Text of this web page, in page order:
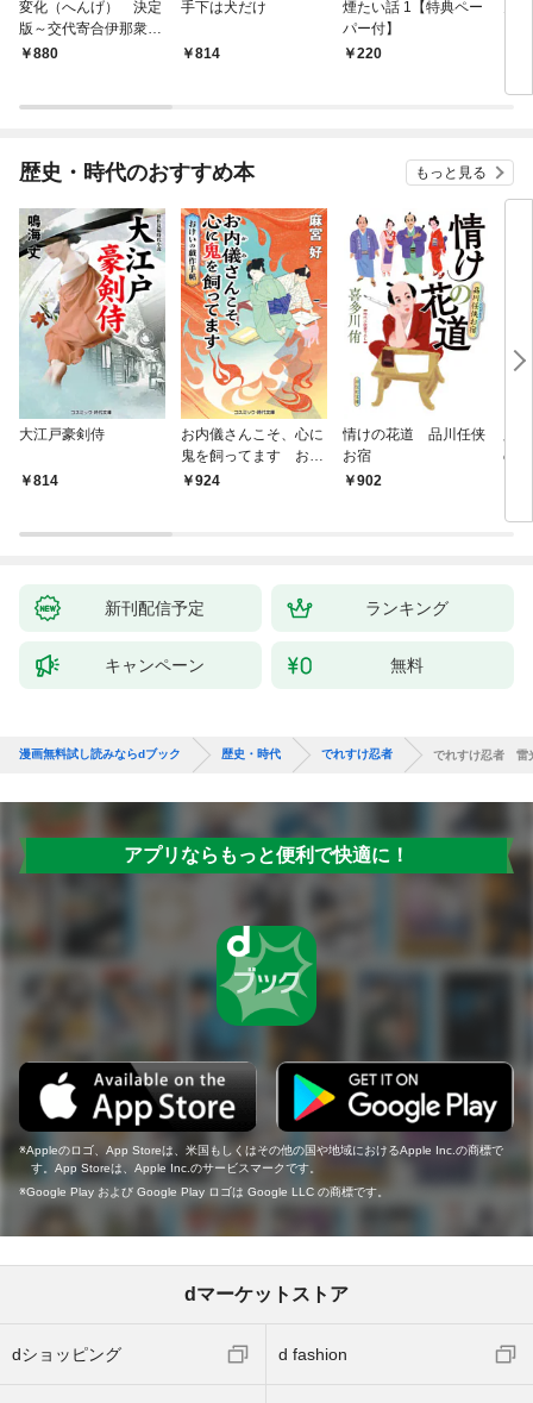
変化（へんげ） 決定
版～交代寄合伊那衆異
聞（1）～
880
手下は犬だけ
814
煙たい話 1【特典ペー
パー付】
220
歴史・時代のおすすめ本 もっと見る
大江戸豪剣侍
814
お内儀さんこそ、心に
鬼を飼ってます おけ
いの戯作手帖
924
情けの花道 品川任侠
お宿
902
の
新刊配信予定 ランキング
キャンペーン 無料
漫画無料試し読みならdブック 歴史・時代 でれすけ忍者 でれすけ忍者 雷
アプリならもっと便利で快適に！
Appleのロゴ、App Storeは、米国もしくはその他の国や地域におけるApple Inc.の商標で
す。App Storeは、Apple Inc.のサービスマークです。
Google Play および Google Play ロゴは Google LLC の商標です。
dマーケットストア
dショッピング d fashion